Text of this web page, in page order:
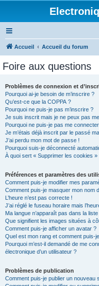
Accueil Accueil du forum
Foire aux questions
Problèmes de connexion et
Pourquoi ai-je besoin de m’inscrire ?
Qu’est-ce que la COPPA ?
Pourquoi ne puis-je pas m’inscrire ?
Je suis inscrit mais je ne peux pas
Pourquoi ne puis-je pas me
Je m’étais déjà inscrit par le passé
J’ai perdu mon mot de passe !
Pourquoi suis-je déconnecté
À quoi sert « Supprimer les cookies »
Préférences et paramètres des
Comment puis-je modifier mes
Comment puis-je masquer mon nom
L’heure n’est pas correcte !
J’ai réglé le fuseau horaire mais
Ma langue n’apparaît pas dans la liste
Que signifient les images situées à
Comment puis-je afficher un avatar ?
Quel est mon rang et comment puis-
Pourquoi m’est-il demandé de me
électronique d’un utilisateur ?
Problèmes de publication
Comment puis-je publier un nouveau